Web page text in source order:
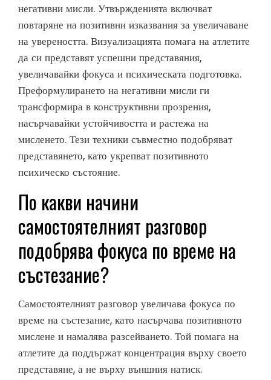
негативни мисли. Утвържденията включват
повтаряне на позитивни изказвания за увеличаване
на увереността. Визуализацията помага на атлетите
да си представят успешни представяния,
увеличавайки фокуса и психическата подготовка.
Преформулирането на негативни мисли ги
трансформира в конструктивни прозрения,
насърчавайки устойчивостта и растежа на
мисленето. Тези техники съвместно подобряват
представянето, като укрепват позитивното
психическо състояние.
По какви начини
самостоятелният разговор
подобрява фокуса по време на
състезание?
Самостоятелният разговор увеличава фокуса по
време на състезание, като насърчава позитивното
мислене и намалява разсейването. Той помага на
атлетите да поддържат концентрация върху своето
представяне, а не върху външния натиск.